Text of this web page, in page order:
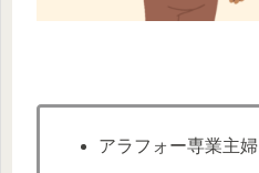
アラフォー専業主婦